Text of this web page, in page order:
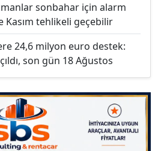
sonbahar için alarm
Kasım tehlikeli geçebilir
24,6 milyon euro destek:
son gün 18 Ağustos